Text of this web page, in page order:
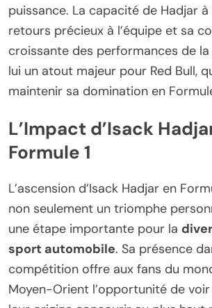
puissance. La capacité de Hadjar
retours précieux à l’équipe et sa
croissante des performances de
lui un atout majeur pour Red Bull,
maintenir sa domination en
L’Impact d’Isack
Formule 1
L’ascension d’Isack Hadjar en
non seulement un triomphe
une étape importante pour la
sport automobile. Sa présence
compétition offre aux fans du
Moyen-Orient l’opportunité de voir